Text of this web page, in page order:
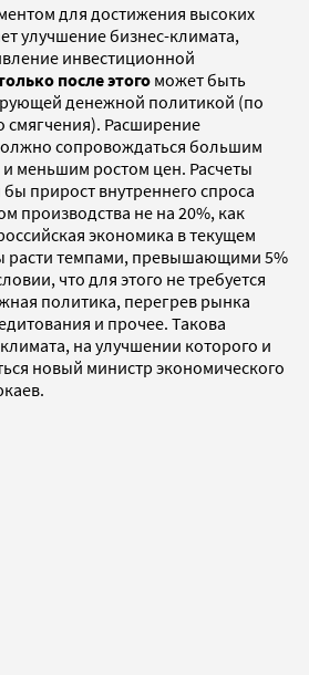
для достижения высоких
улучшение бизнес-климата,
инвестиционной
после этого может быть
денежной политикой (по
смягчения). Расширение
сопровождаться большим
меньшим ростом цен. Расчеты
прирост внутреннего спроса
производства не на 20%, как
экономика в текущем
расти темпами, превышающими 5%
что для этого не требуется
политика, перегрев рынка
и прочее. Такова
на улучшении которого и
новый министр экономического